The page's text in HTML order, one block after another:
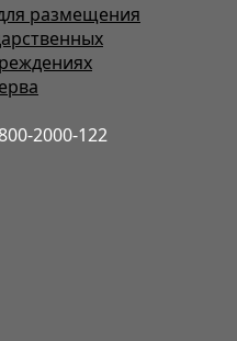
размещения
2000-122